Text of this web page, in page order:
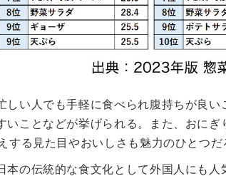
しい人でも手軽に食べられ腹持ちが良
いことなどが挙げられる。また、おに
る見た目やおいしさも魅力のひとつだ
本の伝統的な食文化として外国人にも